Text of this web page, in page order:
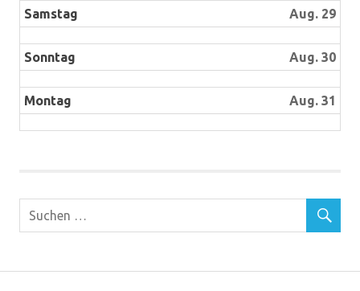
Samstag Aug. 29
Sonntag Aug. 30
Montag Aug. 31